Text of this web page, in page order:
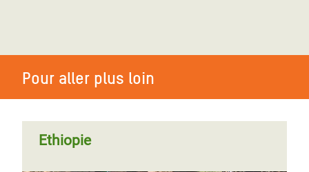
Pour aller plus loin
Ethiopie